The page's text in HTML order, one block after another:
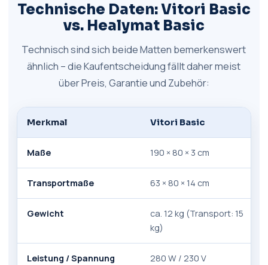
Technische Daten: Vitori Basic
vs. Healymat Basic
Technisch sind sich beide Matten bemerkenswert
ähnlich – die Kaufentscheidung fällt daher meist
über Preis, Garantie und Zubehör:
Merkmal Vitori Basic
Maße 190 × 80 × 3 cm
Transportmaße 63 × 80 × 14 cm
Gewicht
ca. 12 kg (Transport: 15
kg)
Leistung / Spannung 280 W / 230 V